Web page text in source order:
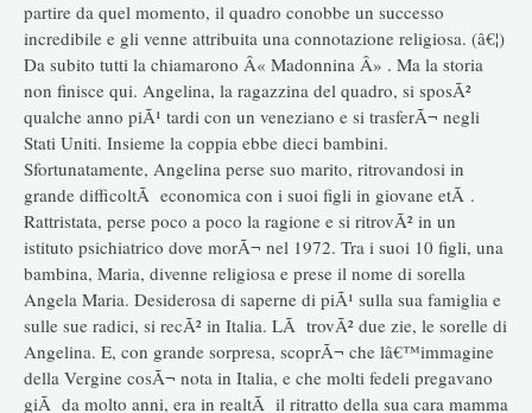
partire da quel momento, il quadro conobbe un successo
incredibile e gli venne attribuita una connotazione religiosa. (â€¦)
Da subito tutti la chiamarono Â« Madonnina Â» . Ma la storia
non finisce qui. Angelina, la ragazzina del quadro, si sposÃ²
qualche anno piÃ¹ tardi con un veneziano e si trasferÃ¬ negli
Stati Uniti. Insieme la coppia ebbe dieci bambini.
Sfortunatamente, Angelina perse suo marito, ritrovandosi in
grande difficoltÃ economica con i suoi figli in giovane etÃ .
Rattristata, perse poco a poco la ragione e si ritrovÃ² in un
istituto psichiatrico dove morÃ¬ nel 1972. Tra i suoi 10 figli, una
bambina, Maria, divenne religiosa e prese il nome di sorella
Angela Maria. Desiderosa di saperne di piÃ¹ sulla sua famiglia e
sulle sue radici, si recÃ² in Italia. LÃ trovÃ² due zie, le sorelle di
Angelina. E, con grande sorpresa, scoprÃ¬ che lâ€™immagine
della Vergine cosÃ¬ nota in Italia, e che molti fedeli pregavano
giÃ da molto anni, era in realtÃ il ritratto della sua cara mamma